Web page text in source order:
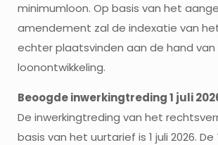
minimumloon. Op basis van het
amendement zal de indexatie van
echter plaatsvinden aan de hand
loonontwikkeling.
Beoogde inwerkingtreding 1 juli
De inwerkingtreding van het
basis van het uurtarief is 1 juli 2026.